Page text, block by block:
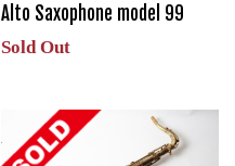
Alto Saxophone model 99
Sold Out